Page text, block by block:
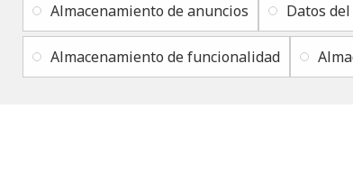
Almacenamiento de anuncios Datos
Almacenamiento de funcionalidad